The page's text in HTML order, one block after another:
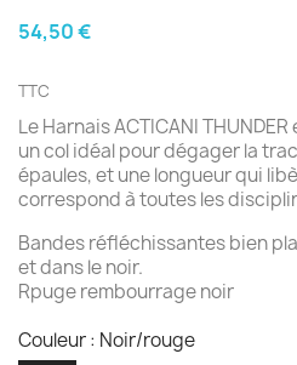
54,50 €
TTC
Le Harnais ACTICANI
un col idéal pour dégager la
épaules, et une longueur qui
correspond à toutes les
Bandes réfléchissantes bien
et dans le noir.
Rpuge rembourrage noir
Couleur : Noir/rouge